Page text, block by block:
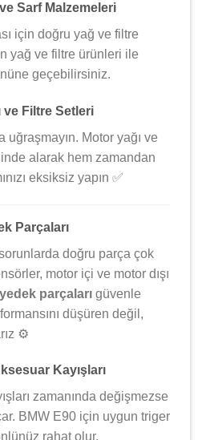
Sarf Malzemeleri
için doğru yağ ve filtre
yağ ve filtre ürünleri ile
geçebilirsiniz.
ve Filtre Setleri
uğraşmayın. Motor yağı ve
alarak hem zamandan
eksiksiz yapın ✅
Parçaları
doğru parça çok
motor içi ve motor dışı
parçaları güvenle
düşüren değil,
⚙️
Kayışları
zamanında değişmezse
BMW E90 için uygun triger
rahat olur.